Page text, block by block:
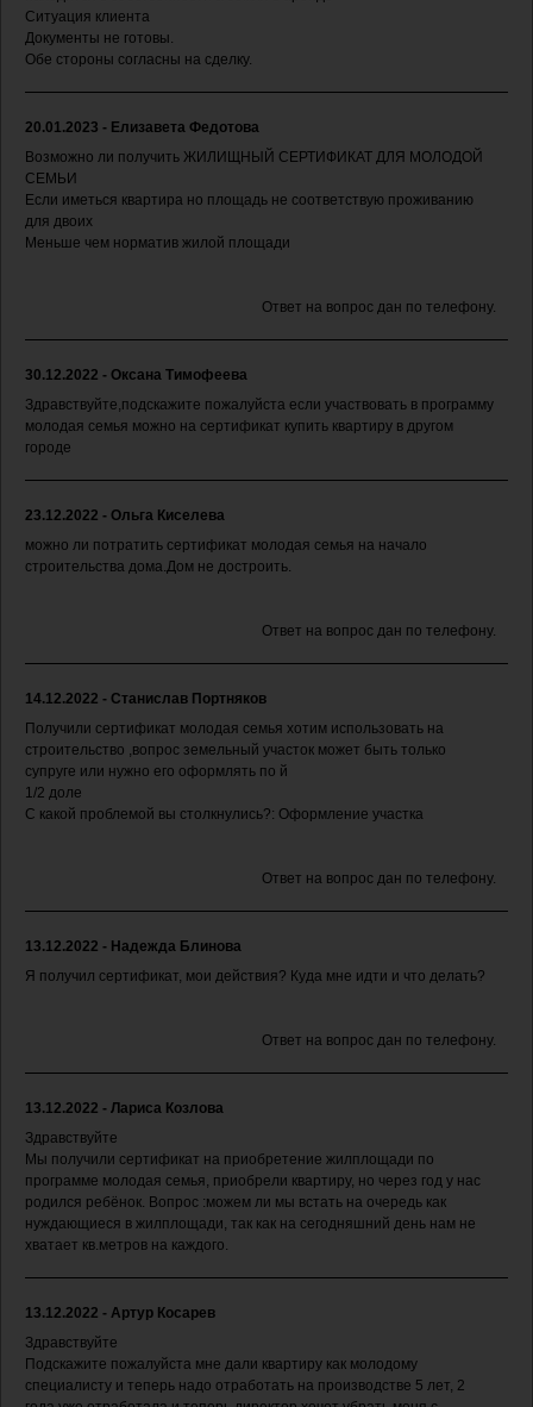
Ситуация клиента
Документы не готовы.
Обе стороны согласны на сделку.
20.01.2023 - Елизавета Федотова
Возможно ли получить ЖИЛИЩНЫЙ СЕРТИФИКАТ ДЛЯ МОЛОДОЙ
СЕМЬИ
Если иметься квартира но площадь не соответствую проживанию
для двоих
Меньше чем норматив жилой площади
Ответ на вопрос дан по телефону.
30.12.2022 - Оксана Тимофеева
Здравствуйте,подскажите пожалуйста если участвовать в программу
молодая семья можно на сертификат купить квартиру в другом
городе
23.12.2022 - Ольга Киселева
можно ли потратить сертификат молодая семья на начало
строительства дома.Дом не достроить.
Ответ на вопрос дан по телефону.
14.12.2022 - Станислав Портняков
Получили сертификат молодая семья хотим использовать на
строительство ,вопрос земельный участок может быть только
супруге или нужно его оформлять по й
1/2 доле
С какой проблемой вы столкнулись?: Оформление участка
Ответ на вопрос дан по телефону.
13.12.2022 - Надежда Блинова
Я получил сертификат, мои действия? Куда мне идти и что делать?
Ответ на вопрос дан по телефону.
13.12.2022 - Лариса Козлова
Здравствуйте
Мы получили сертификат на приобретение жилплощади по
программе молодая семья, приобрели квартиру, но через год у нас
родился ребёнок. Вопрос :можем ли мы встать на очередь как
нуждающиеся в жилплощади, так как на сегодняшний день нам не
хватает кв.метров на каждого.
13.12.2022 - Артур Косарев
Здравствуйте
Подскажите пожалуйста мне дали квартиру как молодому
специалисту и теперь надо отработать на производстве 5 лет, 2